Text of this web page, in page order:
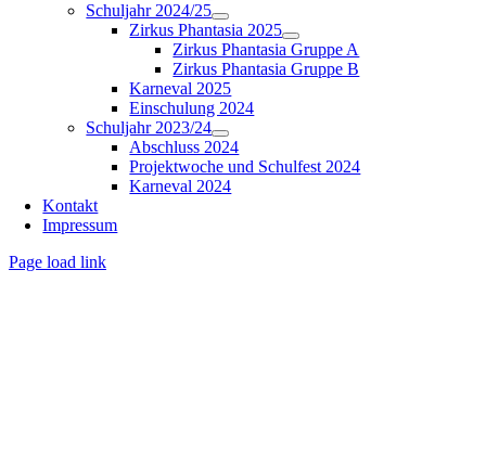
Schuljahr 2024/25
Zirkus Phantasia 2025
Zirkus Phantasia Gruppe A
Zirkus Phantasia Gruppe B
Karneval 2025
Einschulung 2024
Schuljahr 2023/24
Abschluss 2024
Projektwoche und Schulfest 2024
Karneval 2024
Kontakt
Impressum
Page load link